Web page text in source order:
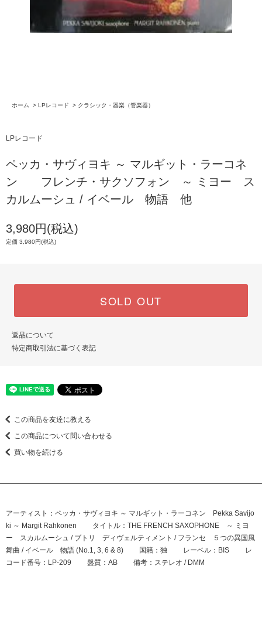
ホーム > LPレコード > クラシック・器楽（管楽器）
LPレコード
ペッカ・サヴィヨキ ～ マルギット・ラーコネ
ン フレンチ・サクソフォン ～ ミヨー ス
カルムーシュ / イベール 物語 他
3,980円(税込)
定価 3,980円(税込)
SOLD OUT
返品について
特定商取引法に基づく表記
この商品を友達に教える
この商品について問い合わせる
買い物を続ける
アーティスト：ペッカ・サヴィヨキ ～ マルギット・ラーコネン Pekka Savijo
ki ～ Margit Rahkonen タイトル：THE FRENCH SAXOPHONE ～ ミヨ
ー スカルムーシュ / ブトリ ディヴェルティメント / フランセ ５つの異国風
舞曲 / イベール 物語 (No.1, 3, 6 & 8) 国籍：独 レーベル：BIS レ
コード番号：LP-209 盤質：AB 備考：ステレオ / DMM